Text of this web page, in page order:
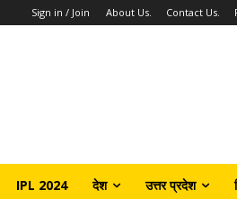
Sign in / Join About Us. Contact Us.
IPL 2024 देश उत्तर प्रदेश